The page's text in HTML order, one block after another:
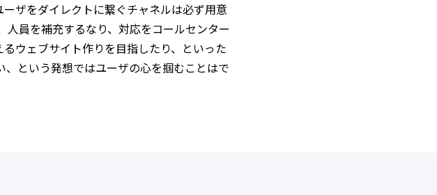
ザをダイレクトに繋ぐチャネルは必ず用意
員を補充するなり、対応をコールセンター
ウェブサイト作りを目指したり、といった
という発想ではユーザの心を掴むことはで